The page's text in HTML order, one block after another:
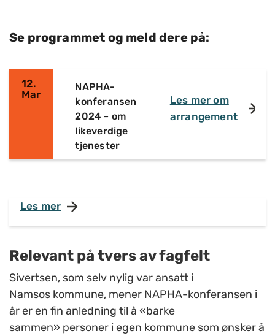
Se programmet og meld dere på:
12.
Mar
NAPHA-
konferansen
2024 – om
likeverdige
tjenester
Les mer om
arrangement
Les mer
Relevant på tvers av fagfelt
Sivertsen, som selv nylig var ansatt i
Namsos kommune, mener NAPHA-konferansen i
år er en fin anledning til å «barke
sammen» personer i egen kommune som ønsker å